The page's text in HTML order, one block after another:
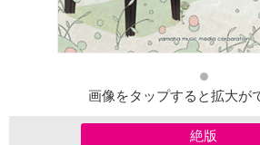
画像をタップすると拡大が
絶版